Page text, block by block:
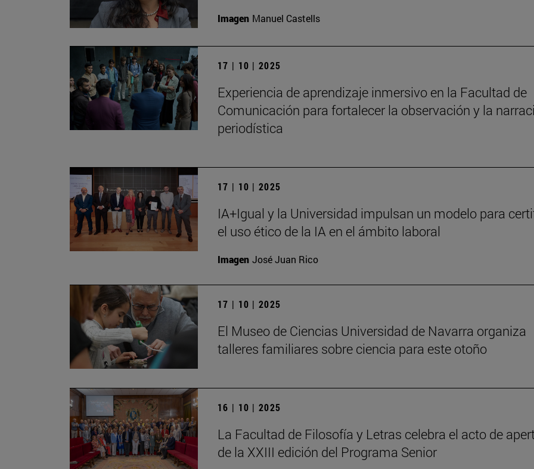
Imagen Manuel Castells
17 | 10 | 2025
Experiencia de aprendizaje inmersivo en la Facultad de
Comunicación para fortalecer la observación y la
periodística
17 | 10 | 2025
IA+Igual y la Universidad impulsan un modelo para
el uso ético de la IA en el ámbito laboral
Imagen José Juan Rico
17 | 10 | 2025
El Museo de Ciencias Universidad de Navarra organiza
talleres familiares sobre ciencia para este otoño
16 | 10 | 2025
La Facultad de Filosofía y Letras celebra el acto de
de la XXIII edición del Programa Senior